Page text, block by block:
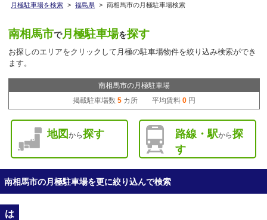
月極駐車場を検索 > 福島県 > 南相馬市の月極駐車場検索
南相馬市で月極駐車場を探す
お探しのエリアをクリックして月極の駐車場物件を絞り込み検索ができ
ます。
南相馬市の月極駐車場
掲載駐車場数 5 カ所 平均賃料 0 円
地図 から探す 路線・駅から探
す
南相馬市の月極駐車場を更に絞り込んで検索
は